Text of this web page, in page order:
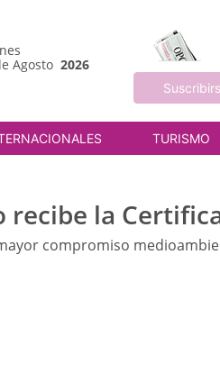
Agosto 2026
TURISMO
la
compromiso